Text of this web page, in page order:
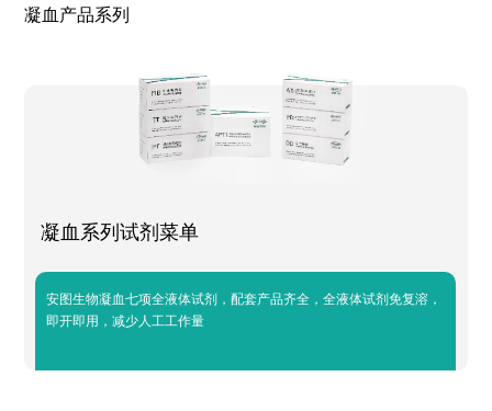
凝血产品系列
凝血系列试剂菜单
安图生物凝血七项全液体试剂，配套产品齐全，全液体试剂免复溶，
即开即用，减少人工工作量